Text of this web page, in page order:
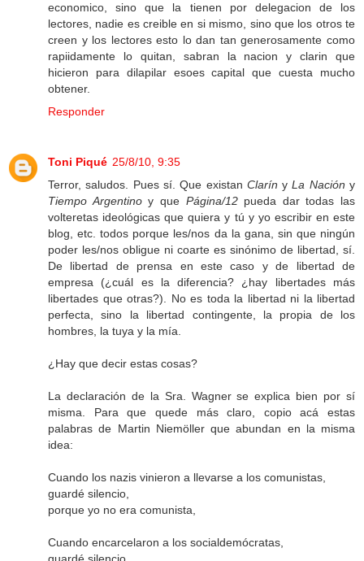
economico, sino que la tienen por delegacion de los
lectores, nadie es creible en si mismo, sino que los otros te
creen y los lectores esto lo dan tan generosamente como
rapiidamente lo quitan, sabran la nacion y clarin que
hicieron para dilapilar esoes capital que cuesta mucho
obtener.
Responder
Toni Piqué 25/8/10, 9:35
Terror, saludos. Pues sí. Que existan Clarín yLa Nación y
Tiempo Argentinoy que Página/12pueda dar todas las
volteretas ideológicas que quiera y tú y yo escribir en este
blog, etc. todos porque les/nos da la gana, sin que ningún
poder les/nos obligue ni coarte es sinónimo de libertad, sí.
De libertad de prensa en este caso y de libertad de
empresa (¿cuál es la diferencia? ¿hay libertades más
libertades que otras?). No es toda la libertad ni la libertad
perfecta, sino la libertad contingente, la propia de los
hombres, la tuya y la mía.
¿Hay que decir estas cosas?
La declaración de la Sra. Wagner se explica bien por sí
misma. Para que quede más claro, copio acá estas
palabras de Martin Niemöller que abundan en la misma
idea:
Cuando los nazis vinieron a llevarse a los comunistas,
guardé silencio,
porque yo no era comunista,
Cuando encarcelaron a los socialdemócratas,